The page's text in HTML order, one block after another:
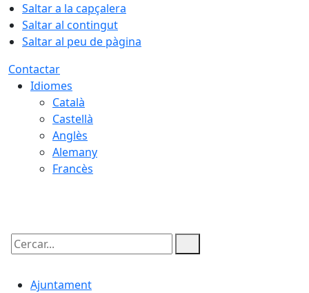
Saltar a la capçalera
Saltar al contingut
Saltar al peu de pàgina
Contactar
Idiomes
Català
Castellà
Anglès
Alemany
Francès
Cercar:
Ajuntament